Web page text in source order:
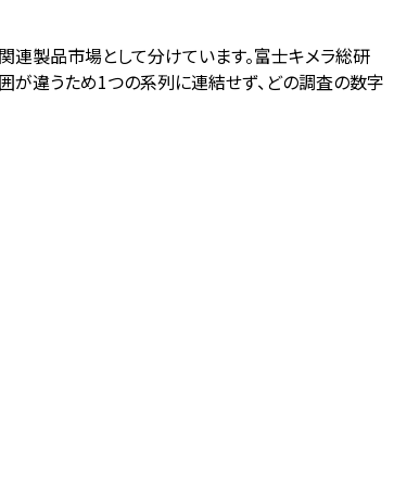
連製品市場として分けています。富士キメラ総研
が違うため1つの系列に連結せず、どの調査の数字